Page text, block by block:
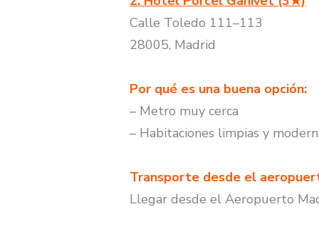
Calle Toledo 111–113
28005, Madrid
Por qué es una buena opción:
– Metro muy cerca
– Habitaciones limpias y
Transporte desde el
Llegar desde el Aeropuerto